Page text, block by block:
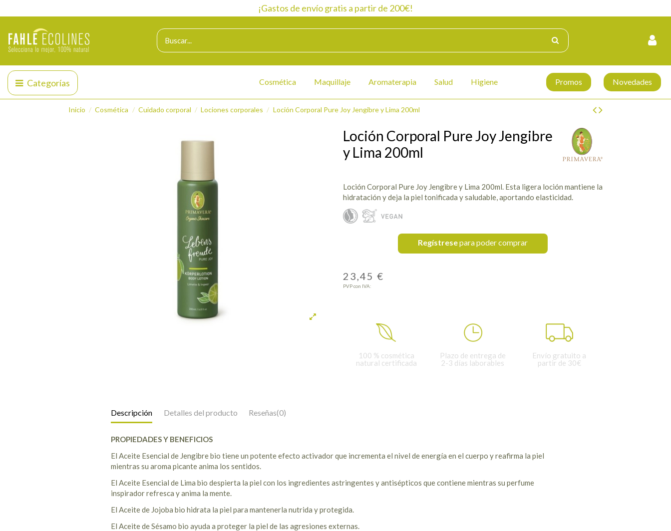
¡Gastos de envío gratis a partir de 200€!
Categorías Cosmética Maquillaje Aromaterapia Salud Higiene Promos Novedades
Inicio Cosmética Cuidado corporal Lociones corporales Loción Corporal Pure Joy Jengibre y Lima 200ml
Loción Corporal Pure Joy Jengibre
y Lima 200ml
Loción Corporal Pure Joy Jengibre y Lima 200ml. Esta ligera loción mantiene la
hidratación y deja la piel tonificada y saludable, aportando elasticidad.
Regístresepara poder comprar
23,45 €
PVP con IVA:
100 % cosmética
natural certificada
Plazo de entrega de
2-3 días laborables
Envío gratuito a
partir de 30€
Descripción Detalles del producto Reseñas(0)
PROPIEDADES Y BENEFICIOS
El Aceite Esencial de Jengibre bio tiene un potente efecto activador que incrementa el nivel de energía en el cuerpo y reafirma la piel
mientras su aroma picante anima los sentidos.
El Aceite Esencial de Lima bio despierta la piel con los ingredientes astringentes y antisépticos que contiene mientras su perfume
inspirador refresca y anima la mente.
El Aceite de Jojoba bio hidrata la piel para mantenerla nutrida y protegida.
El Aceite de Sésamo bio ayuda a proteger la piel de las agresiones externas.